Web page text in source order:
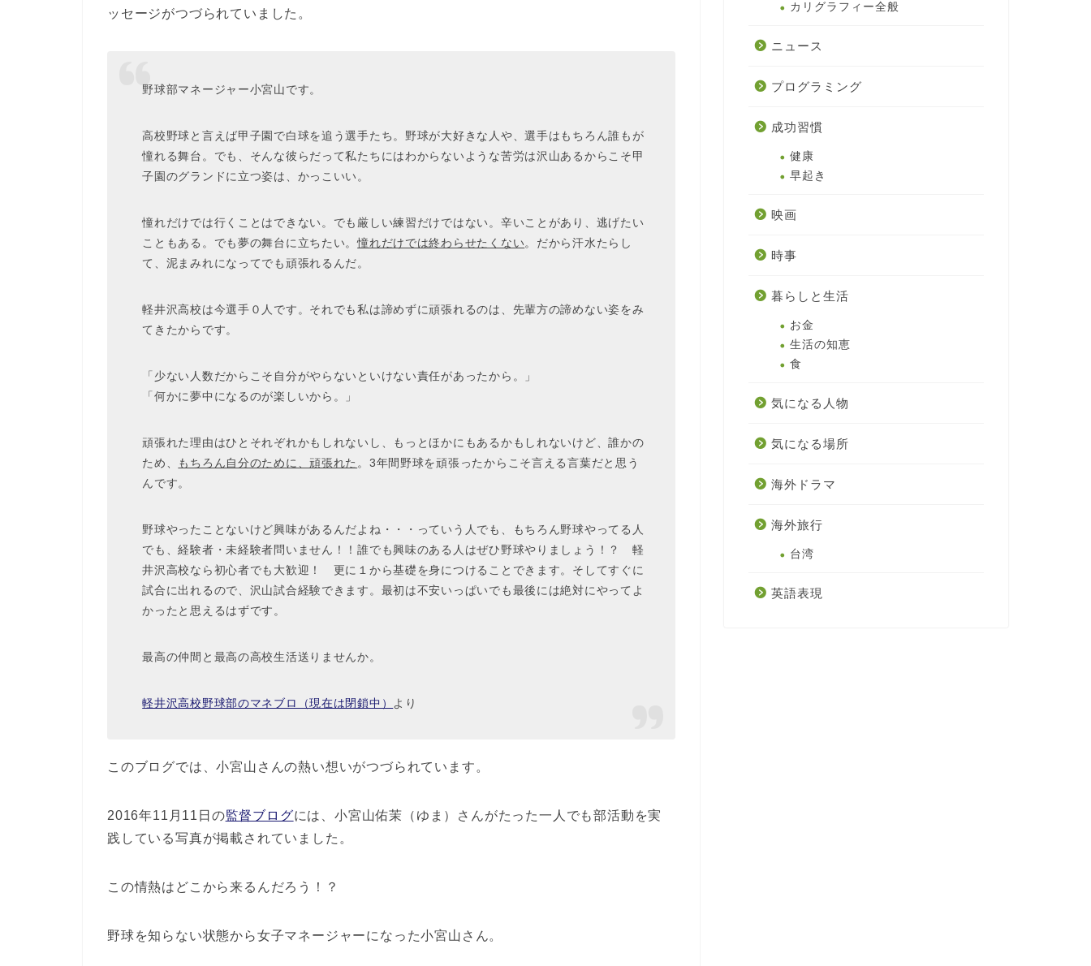
ッセージがつづられていました。
野球部マネージャー小宮山です。
高校野球と言えば甲子園で白球を追う選手たち。野球が大好きな人や、選手はもちろん誰もが
憧れる舞台。でも、そんな彼らだって私たちにはわからないような苦労は沢山あるからこそ甲
子園のグランドに立つ姿は、かっこいい。
憧れだけでは行くことはできない。でも厳しい練習だけではない。辛いことがあり、逃げたい
こともある。でも夢の舞台に立ちたい。憧れだけでは終わらせたくない。だから汗水たらし
て、泥まみれになってでも頑張れるんだ。
軽井沢高校は今選手０人です。それでも私は諦めずに頑張れるのは、先輩方の諦めない姿をみ
てきたからです。
「少ない人数だからこそ自分がやらないといけない責任があったから。」
「何かに夢中になるのが楽しいから。」
頑張れた理由はひとそれぞれかもしれないし、もっとほかにもあるかもしれないけど、誰かの
ため、
もちろん自分のために、頑張れた 。3年間野球を頑張ったからこそ言える言葉だと思う
んです。
野球やったことないけど興味があるんだよね・・・っていう人でも、もちろん野球やってる人
でも、経験者・未経験者問いません！！誰でも興味のある人はぜひ野球やりましょう！？ 軽
井沢高校なら初心者でも大歓迎！ 更に１から基礎を身につけることできます。そしてすぐに
試合に出れるので、沢山試合経験できます。最初は不安いっぱいでも最後には絶対にやってよ
かったと思えるはずです。
最高の仲間と最高の高校生活送りませんか。
軽井沢高校野球部のマネブロ（現在は閉鎖中） より
このブログでは、小宮山さんの熱い想いがつづられています。
2016年11月11日の監督ブログには、小宮山佑茉（ゆま）さんがたった一人でも部活動を実
践している写真が掲載されていました。
この情熱はどこから来るんだろう！？
野球を知らない状態から女子マネージャーになった小宮山さん。
カリグラフィー全般
ニュース
プログラミング
成功習慣
健康
早起き
映画
時事
暮らしと生活
お金
生活の知恵
食
気になる人物
気になる場所
海外ドラマ
海外旅行
台湾
英語表現